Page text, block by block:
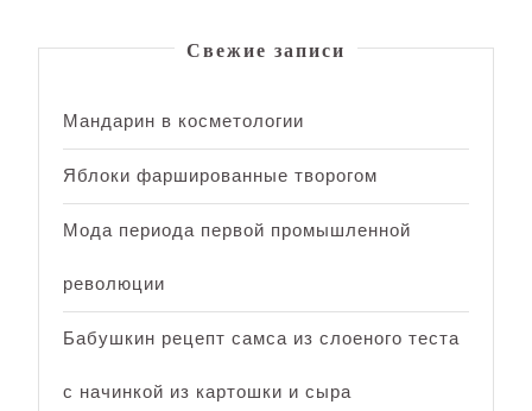
Свежие записи
Мандарин в косметологии
Яблоки фаршированные творогом
Мода периода первой промышленной
революции
Бабушкин рецепт самса из слоеного теста
с начинкой из картошки и сыра